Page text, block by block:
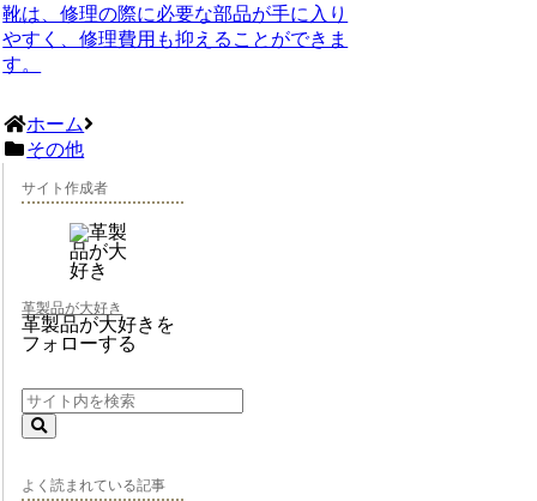
靴は、修理の際に必要な部品が手に入り
やすく、修理費用も抑えることができま
す。
ホーム
その他
サイト作成者
革製品が大好き
革製品が大好きを
フォローする
よく読まれている記事